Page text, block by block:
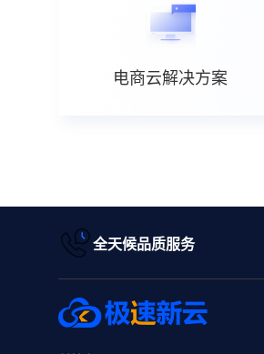
电商云解决方案
全天候品质服务